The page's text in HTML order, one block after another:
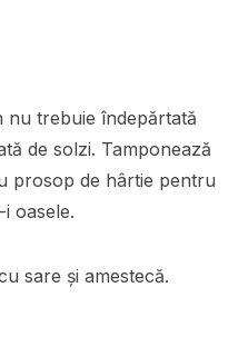
nu trebuie îndepărtată
de solzi. Tamponează
prosop de hârtie pentru
oasele.
sare și amestecă.